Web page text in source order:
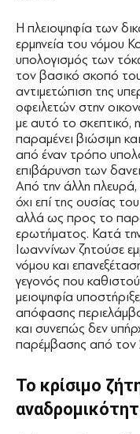
Η πλειοψηφία των
ερμηνεία του νόμου
υπολογισμός των
τον βασικό σκοπό
αντιμετώπιση της
οφειλετών στην
με αυτό το σκεπτικό,
παραμένει βιώσιμη
από έναν τρόπο
επιβάρυνση των
Από την άλλη
όχι επί της ουσίας
αλλά ως προς το
ερωτήματος. Κατά
Ιωαννίνων ζητούσε
νόμου και
γεγονός που
μειοψηφία
απόφασης
και συνεπώς δεν
παρέμβασης από τον
Το κρίσιμο